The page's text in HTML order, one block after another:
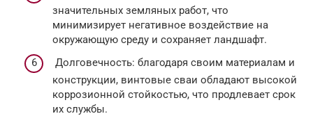
значительных земляных работ, что
минимизирует негативное воздействие на
окружающую среду и сохраняет ландшафт.
Долговечность: благодаря своим материалам и
конструкции, винтовые сваи обладают высокой
коррозионной стойкостью, что продлевает срок
их службы.